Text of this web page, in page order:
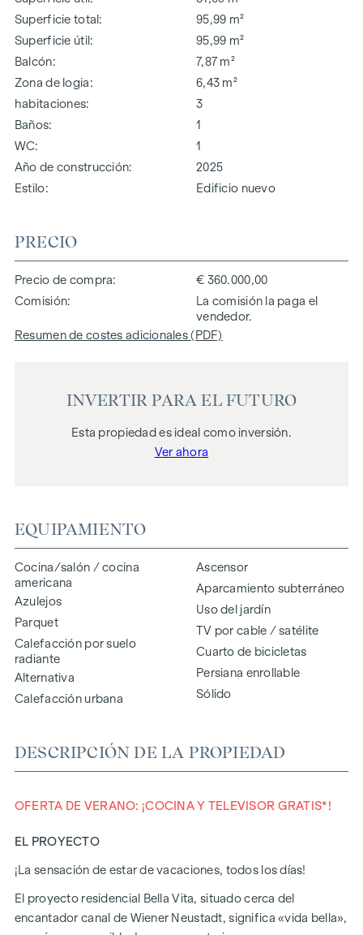
Superficie total
95,99 m²
Superficie útil
95,99 m²
Balcón
7,87 m²
Zona de logia
6,43 m²
habitaciones
3
Baños
1
WC
1
Año de construcción
2025
Estilo
Edificio nuevo
PRECIO
Precio de compra
€ 360.000,00
Comisión
La comisión la paga el
vendedor.
Resumen de costes adicionales (PDF)
INVERTIR PARA EL FUTURO
Esta propiedad es ideal como inversión.
Ver ahora
EQUIPAMIENTO
Cocina/salón / cocina
americana
Azulejos
Parquet
Calefacción por suelo
radiante
Alternativa
Calefacción urbana
Ascensor
Aparcamiento subterráneo
Uso del jardín
TV por cable / satélite
Cuarto de bicicletas
Persiana enrollable
Sólido
DESCRIPCIÓN DE LA PROPIEDAD
OFERTA DE VERANO: ¡COCINA Y TELEVISOR GRATIS*!
EL PROYECTO
¡La sensación de estar de vacaciones, todos los días!
El proyecto residencial Bella Vita, situado cerca del
encantador canal de Wiener Neustadt, significa «vida bella»,